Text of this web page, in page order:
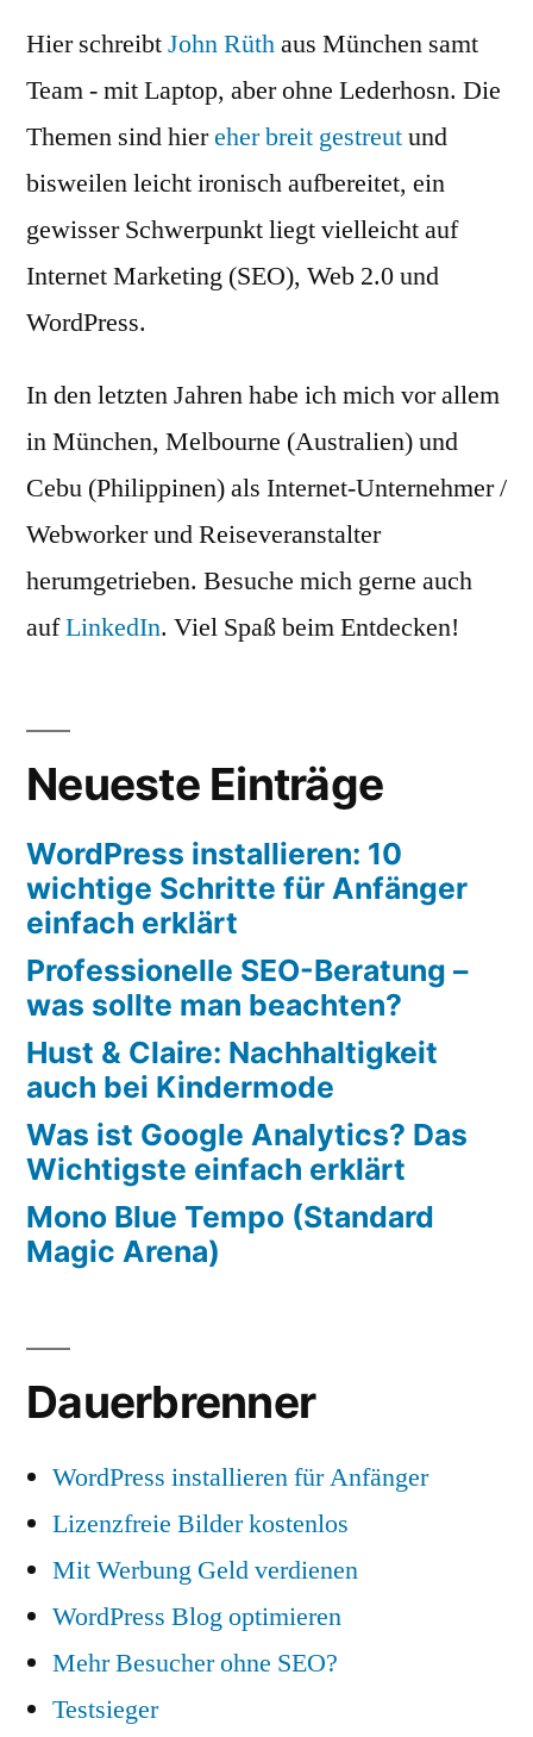
Hier schreibtJohn Rüthaus München samt
Team - mit Laptop, aber ohne Lederhosn. Die
Themen sind hiereher breit gestreutund
bisweilen leicht ironisch aufbereitet, ein
gewisser Schwerpunkt liegt vielleicht auf
Internet Marketing (SEO), Web 2.0 und
WordPress.
In den letzten Jahren habe ich mich vor allem
in München, Melbourne (Australien) und
Cebu (Philippinen) als Internet-Unternehmer /
Webworker und Reiseveranstalter
herumgetrieben. Besuche mich gerne auch
aufLinkedIn. Viel Spaß beim Entdecken!
Neueste Einträge
WordPress installieren: 10
wichtige Schritte für Anfänger
einfach erklärt
Professionelle SEO-Beratung –
was sollte man beachten?
Hust & Claire: Nachhaltigkeit
auch bei Kindermode
Was ist Google Analytics? Das
Wichtigste einfach erklärt
Mono Blue Tempo (Standard
Magic Arena)
Dauerbrenner
WordPress installieren für Anfänger
Lizenzfreie Bilder kostenlos
Mit Werbung Geld verdienen
WordPress Blog optimieren
Mehr Besucher ohne SEO?
Testsieger